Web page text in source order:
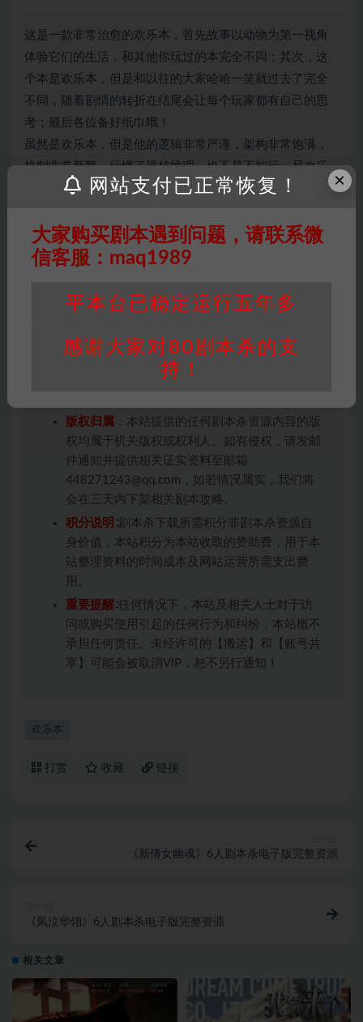
这是一款非常治愈的欢乐本，首先故事以动物为第一视角
体验它们的生活，和其他你玩过的本完全不同；其次，这
个本是欢乐本，但是和以往的大家哈哈一笑就过去了完全
不同，随着剧情的转折在结尾会让每个玩家都有自己的思
考；最后各位备好纸巾哦！
虽然是欢乐本，但是他的逻辑非常严谨，架构非常饱满，
机制非常新颖，玩惯了硬核推理，也不是不能玩一局欢乐
的《大橘为重》。
因百度网盘限制，链接有失效的风险，如遇到无
器→点此下载←
投稿+个人整理而来，仅供学习研究使用，请勿
用于商业用途!任何人访问、浏览本站，购买或
未购买，即代表已阅读本声明，理解并同意受本
版权归属 ：本站提供的任何剧本杀资源内容的版
权均属于机关版权或权利人。如有侵权，请发邮
件通知并提供相关证实资料至邮箱
448271243@qq.com，如若情况属实，我们将
会在三天内下架相关剧本攻略。
积分说明 ∶剧本杀下载所需积分非剧本杀资源自
身价值，本站积分为本站收取的赞助费，用于本
站整理资料的时间成本及网站运营所需支出费
用。
重要提醒 ∶任何情况下，本站及相关人士对于访
问或购买使用引起的任何行为和纠纷，本站概不
承担任何责任。未经许可的【搬运】和【账号共
享】可能会被取消VIP，恕不另行通知！
欢乐本
打赏 收藏 链接
《新倩女幽魂》6人剧本杀电子版完整资源
《凤泣华翎》6人剧本杀电子版完整资源
相关文章
×
网站支付已正常恢复！
大家购买剧本遇到问题，请联系微
信客服：maq1989
平本台已稳定运行五年多
感谢大家对80剧本杀的支
持！